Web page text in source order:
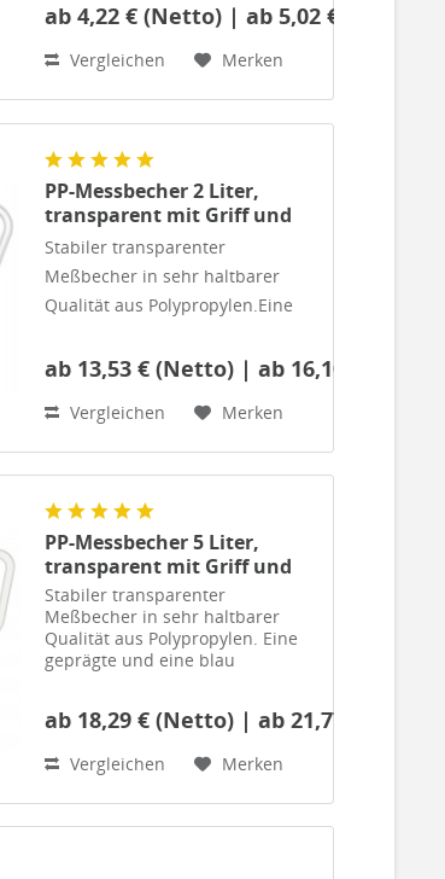
täglichen Gebrauch in Produktion
ab 4,22 € (Netto) | ab 5,02 € (Brutto)
Vergleichen Merken
PP-Messbecher 2 Liter,
transparent mit Griff und
blau gedruckte Maßskala
Stabiler transparenter
Meßbecher in sehr haltbarer
Qualität aus Polypropylen.Eine
gedruckte
und lebensmittelecht für den
täglichen Gebrauch in
Produktion, Werkstatt und...
ab 13,53 € (Netto) | ab 16,10 €
Vergleichen Merken
PP-Messbecher 5 Liter,
transparent mit Griff und
blau gedruckte Maßskala
Stabiler transparenter
Meßbecher in sehr haltbarer
Qualität aus Polypropylen. Eine
geprägte und eine blau
lebensmittelecht für den
Produktion, Werkstatt und...
ab 18,29 € (Netto) | ab 21,77 €
Vergleichen Merken